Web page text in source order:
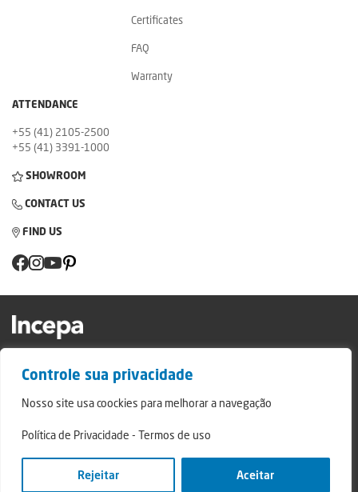
Controle sua privacidade
Nosso site usa coockies para melhorar a navegação
Política de Privacidade - Termos de uso
Rejeitar Aceitar
Certificates
FAQ
Warranty
ATTENDANCE
+55 (41) 2105-2500
+55 (41) 3391-1000
SHOWROOM
CONTACT US
FIND US
Code: 83.607-240
Relatório de Transparência Campo Largo
© 2024 - Incepa Ceramic Coatings, all rights reserved. Developed by Nerdweb.